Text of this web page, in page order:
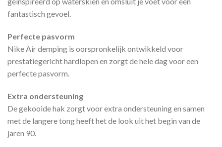
fantastisch gevoel.
Perfecte pasvorm
Nike Air demping is oorspronkelijk ontwikkeld voor
prestatiegericht hardlopen en zorgt de hele dag voor een
perfecte pasvorm.
Extra ondersteuning
De gekooide hak zorgt voor extra ondersteuning en samen
met de langere tong heeft het de look uit het begin van de
jaren 90.